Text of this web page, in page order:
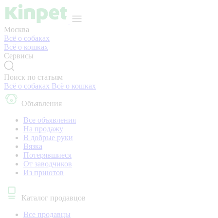
Москва
Всё о собаках
Всё о кошках
Сервисы
Поиск по статьям
Всё о собаках Всё о кошках
Объявления
Все объявления
На продажу
В добрые руки
Вязка
Потерявшиеся
От заводчиков
Из приютов
Каталог продавцов
Все продавцы